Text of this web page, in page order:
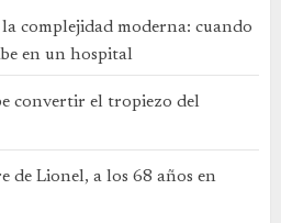
complejidad moderna: cuando
en un hospital
convertir el tropiezo del
de Lionel, a los 68 años en